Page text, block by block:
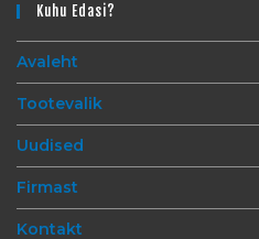
Kuhu Edasi?
Avaleht
Tootevalik
Uudised
Firmast
Kontakt